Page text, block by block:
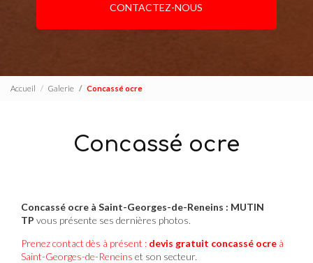
CONTACTEZ-NOUS
Accueil Galerie Concassé ocre
Concassé ocre
Concassé ocre à Saint-Georges-de-Reneins : MUTIN
TP vous présente ses dernières photos.
Prenez contact dès à présent : devis gratuit concassé ocre à
Saint-Georges-de-Reneins et son secteur.